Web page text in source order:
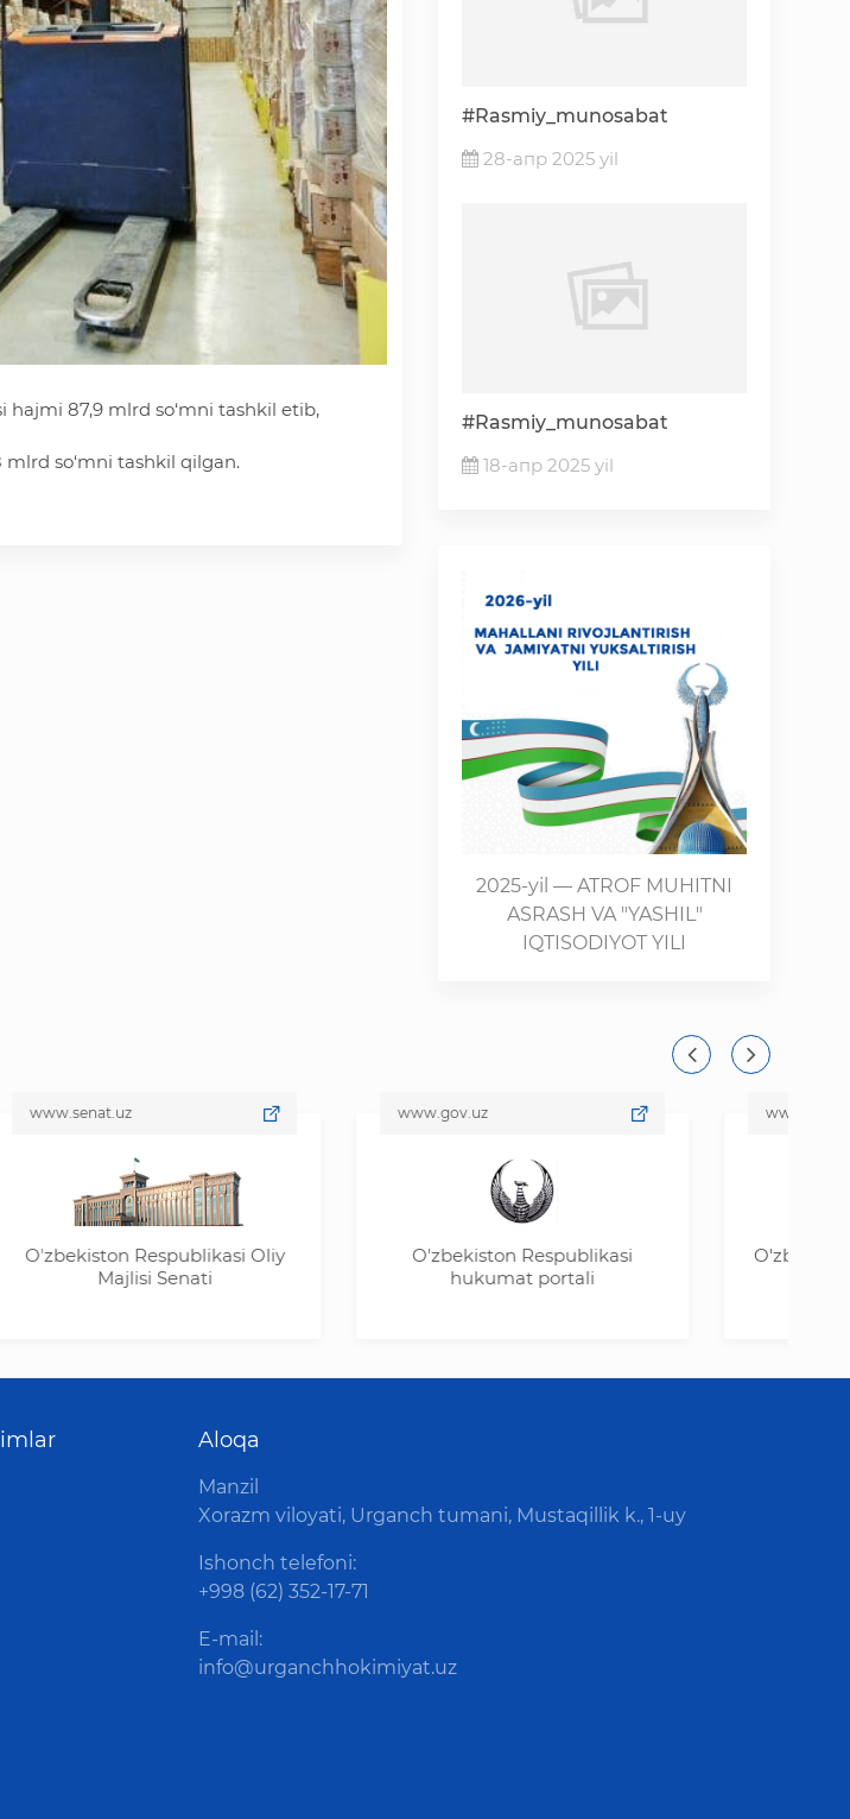
87,9 mlrd so‘mni tashkil etib,
so‘mni tashkil qilgan.
#Rasmiy_munosabat
28-апр 2025 yil
#Rasmiy_munosabat
18-апр 2025 yil
2025-yil — ATROF MUHITNI
ASRASH VA "YASHIL"
IQTISODIYOT YILI
Respublikasi Oliy
Majlisi Senati
www.gov.uz
O'zbekiston Respublikasi
hukumat portali
www.data.gov.uz
O'zbekiston
Aloqa
Manzil
Xorazm viloyati, Urganch tumani, Mustaqillik k., 1-uy
Ishonch telefoni:
+998 (62) 352-17-71
E-mail:
info@urganchhokimiyat.uz